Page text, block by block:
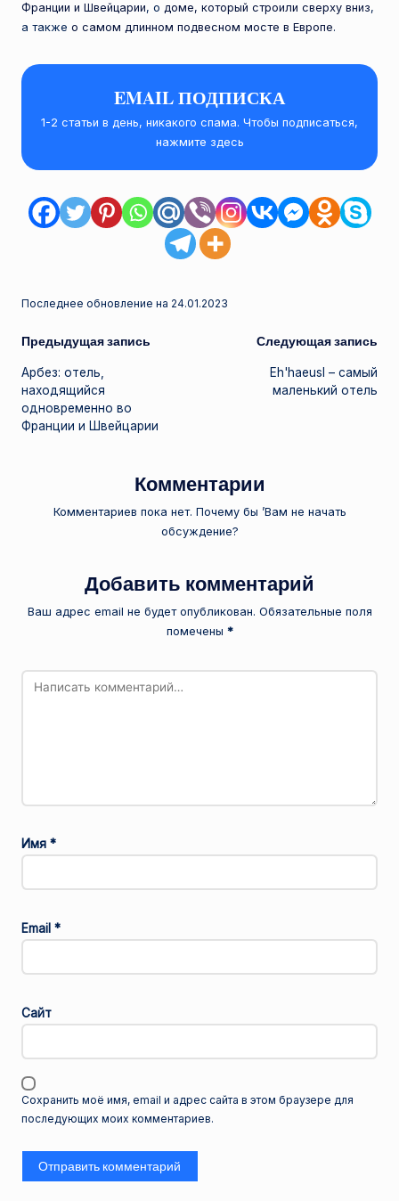
Франции и Швейцарии, о доме, который строили сверху вниз,
а также о самом длинном подвесном мосте в Европе.
EMAIL ПОДПИСКА
1-2 статьи в день, никакого спама. Чтобы подписаться,
нажмите здесь
Последнее обновление на 24.01.2023
Навигация
записи
Предыдущая запись
Арбез: отель,
находящийся
одновременно во
Франции и Швейцарии
Следующая запись
Eh'haeusl – самый
маленький отель
Комментарии
Комментариев пока нет. Почему бы ’Вам не начать
обсуждение?
Добавить комментарий
Ваш адрес email не будет опубликован. Обязательные поля
помечены *
Имя *
Email *
Сайт
Сохранить моё имя, email и адрес сайта в этом браузере для
последующих моих комментариев.